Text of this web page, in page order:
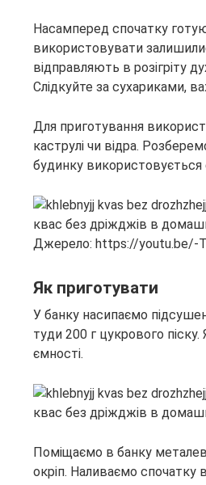
Насамперед спочатку
використовувати
відправляють в розігріту
Слідкуйте за сухариками,
Для приготування
каструлі чи відра.
будинку використовується
Джерело: https://youtu.be/-
Як приготувати
У банку насипаємо
туди 200 г цукрового
ємності.
Поміщаємо в банку
окріп. Наливаємо спочатку